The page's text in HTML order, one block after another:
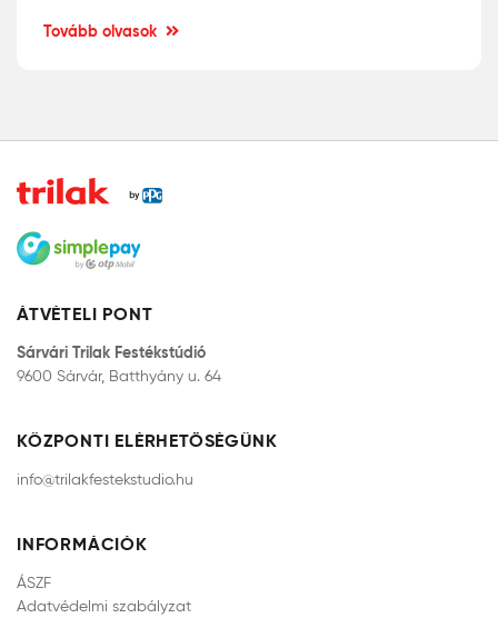
falfestékekkel!
Tovább olvasok
ÁTVÉTELI PONT
Sárvári Trilak Festékstúdió
9600 Sárvár, Batthyány u. 64
KÖZPONTI ELÉRHETŐSÉGÜNK
info@trilakfestekstudio.hu
INFORMÁCIÓK
ÁSZF
Adatvédelmi szabályzat